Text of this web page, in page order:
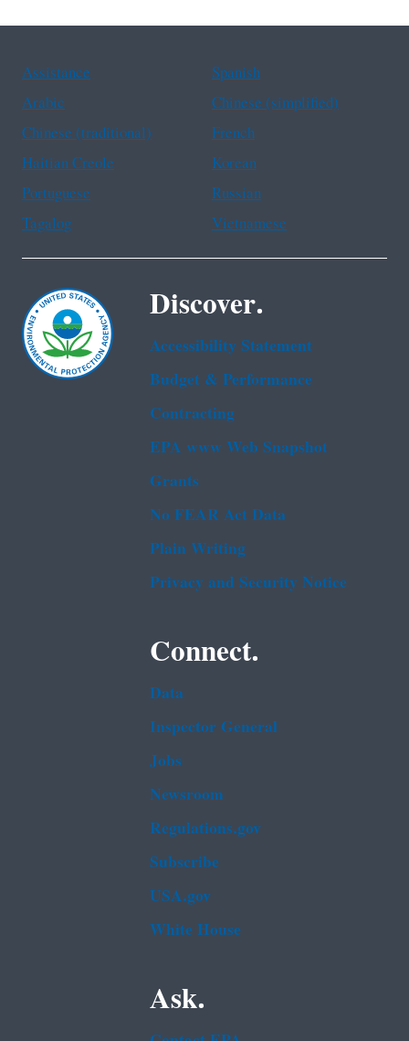
Assistance
Spanish
Arabic
Chinese (simplified)
Chinese (traditional)
French
Haitian Creole
Korean
Portuguese
Russian
Tagalog
Vietnamese
Discover.
Accessibility Statement
Budget & Performance
Contracting
EPA www Web Snapshot
Grants
No FEAR Act Data
Plain Writing
Privacy and Security Notice
Connect.
Data
Inspector General
Jobs
Newsroom
Regulations.gov
Subscribe
USA.gov
White House
Ask.